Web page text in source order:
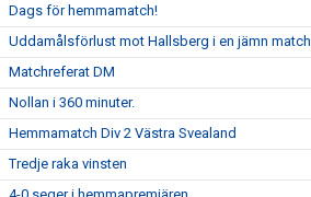
Dags för hemmamatch!
Uddamålsförlust mot Hallsberg i en jämn match
Matchreferat DM
Nollan i 360 minuter.
Hemmamatch Div 2 Västra Svealand
Tredje raka vinsten